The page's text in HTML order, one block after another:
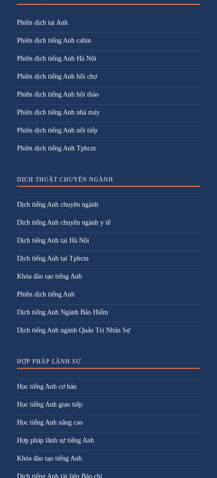
Phiên dịch tại Anh
Phiên dịch tiếng Anh cabin
Phiên dịch tiếng Anh Hà Nội
Phiên dịch tiếng Anh hội chợ
Phiên dịch tiếng Anh hội thảo
Phiên dịch tiếng Anh nhà máy
Phiên dịch tiếng Anh nối tiếp
Phiên dịch tiếng Anh Tphcm
DỊCH THUẬT CHUYÊN NGÀNH
Dịch tiếng Anh chuyên ngành
Dịch tiếng Anh chuyên ngành y tế
Dịch tiếng Anh tại Hà Nội
Dịch tiếng Anh tại Tphcm
Khóa đào tạo tiếng Anh
Phiên dịch tiếng Anh
Dịch tiếng Anh Ngành Bảo Hiểm
Dịch tiếng Anh ngành Quản Trị Nhân Sự
HỢP PHÁP LÃNH SỰ
Học tiếng Anh cơ bản
Học tiếng Anh giao tiếp
Học tiếng Anh nâng cao
Hợp pháp lãnh sự tiếng Anh
Khóa đào tạo tiếng Anh
Dịch tiếng Anh tài liệu Báo chí